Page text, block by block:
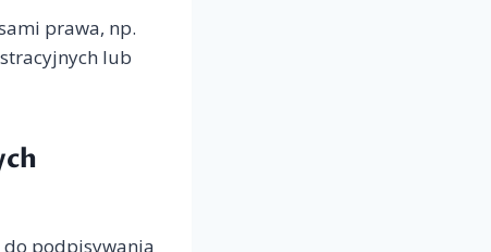
prawa, np.
lub
do podpisywania